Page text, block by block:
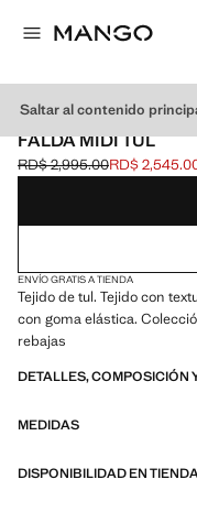
Saltar al contenido
EVENTS
FALDA MIDI TUL
Precio inicial tachado
RD$ 2,995.00
Precio actual [RD$
RD$
Selecciona un color
ENVÍO GRATIS A TIENDA
Tejido de tul. Tejido con
con goma elástica.
rebajas
DETALLES, COMPOSICIÓN
MEDIDAS
DISPONIBILIDAD EN